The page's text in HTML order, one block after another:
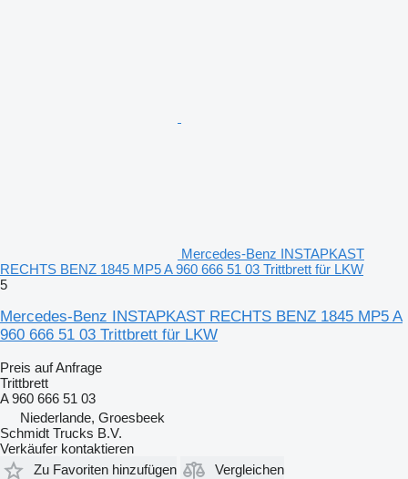
Mercedes-Benz INSTAPKAST
RECHTS BENZ 1845 MP5 A 960 666 51 03 Trittbrett für LKW
5
Mercedes-Benz INSTAPKAST RECHTS BENZ 1845 MP5 A
960 666 51 03 Trittbrett für LKW
Preis auf Anfrage
Trittbrett
A 960 666 51 03
Niederlande, Groesbeek
Schmidt Trucks B.V.
Verkäufer kontaktieren
Zu Favoriten hinzufügen
Vergleichen